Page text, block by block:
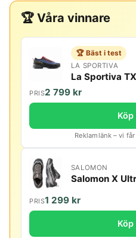
🏆 Våra vinnare
🏆 Bäst i test
LA SPORTIVA
La Sportiva
PRIS2 799 kr
Köp
Reklamlänk – vi
SALOMON
Salomon X
PRIS1 299 kr
Köp